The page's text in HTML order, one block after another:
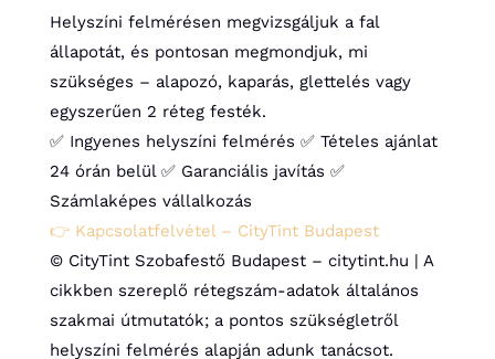
Helyszíni felmérésen megvizsgáljuk a fal
állapotát, és pontosan megmondjuk, mi
szükséges – alapozó, kaparás, glettelés vagy
egyszerűen 2 réteg festék.
✅ Ingyenes helyszíni felmérés ✅ Tételes ajánlat
24 órán belül ✅ Garanciális javítás ✅
Számlaképes vállalkozás
👉 Kapcsolatfelvétel – CityTint Budapest
© CityTint Szobafestő Budapest – citytint.hu | A
cikkben szereplő rétegszám-adatok általános
szakmai útmutatók; a pontos szükségletről
helyszíni felmérés alapján adunk tanácsot.